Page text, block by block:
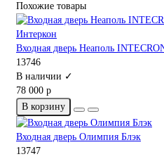
Похожие товары
Входная дверь Неаполь
13746
В наличии ✓
78 000 р
В корзину
Входная дверь Олимпия Блэк
13747